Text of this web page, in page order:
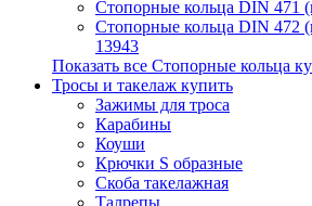
Стопорные кольца DIN 471
Стопорные кольца DIN 472
13943
Показать все Стопорные кольца
Тросы и такелаж купить
Зажимы для троса
Карабины
Коуши
Крючки S образные
Скоба такелажная
Талрепы